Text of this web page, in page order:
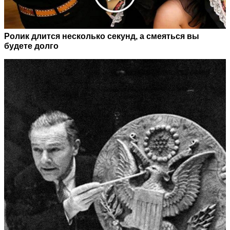
Ролик длится несколько секунд, а смеяться вы
будете долго